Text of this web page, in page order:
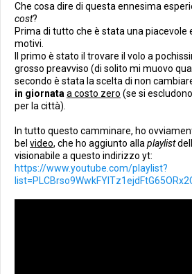
Che cosa dire di questa ennesima
cost?
Prima di tutto che è stata una piacevole
motivi.
Il primo è stato il trovare il volo a
grosso preavviso (di solito mi muovo
secondo è stata la scelta di non
in giornata a costo zero (se si
per la città).
In tutto questo camminare, ho
bel video, che ho aggiunto alla playlist
visionabile a questo indirizzo yt:
https://www.youtube.com/playlist?